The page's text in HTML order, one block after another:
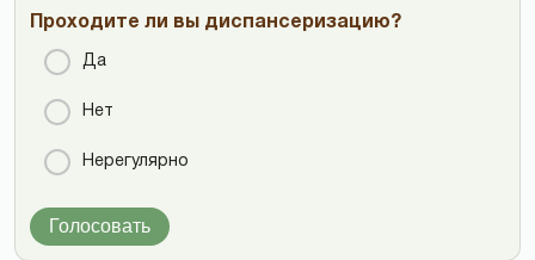
Проходите ли вы диспансеризацию?
Да
Нет
Нерегулярно
Голосовать